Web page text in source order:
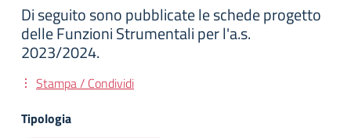
Di seguito sono pubblicate le schede progetto
delle Funzioni Strumentali per l'a.s.
2023/2024.
Stampa / Condividi
Tipologia